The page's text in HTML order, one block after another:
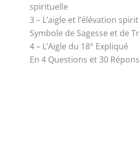
spirituelle
3 – L’aigle et l’élévation
Symbole de Sagesse et de
4 – L’Aigle du 18° Expliqué
En 4 Questions et 30